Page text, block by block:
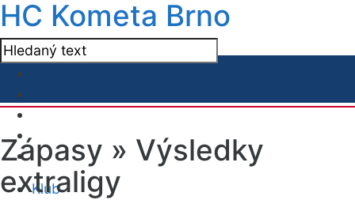
HC Kometa Brno
Klub
Zápasy » Výsledky
extraligy